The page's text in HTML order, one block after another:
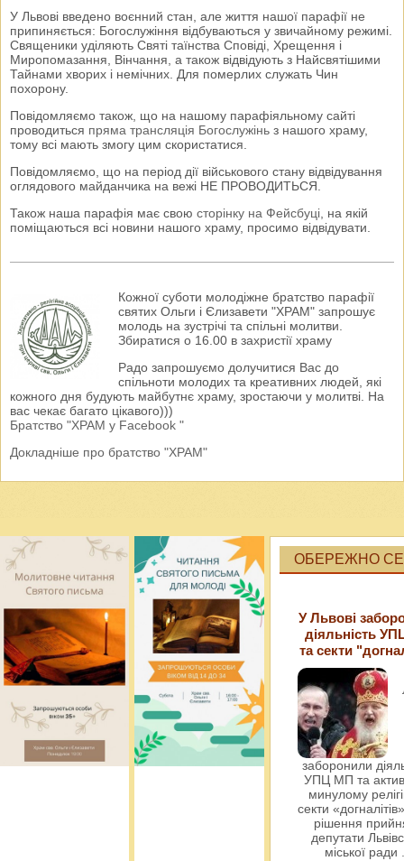
У Львові введено воєнний стан, але життя нашої парафії не
припиняється: Богослужіння відбуваються у звичайному режимі.
Священики уділяють Святі таїнства Сповіді, Хрещення і
Миропомазання, Вінчання, а також відвідують з Найсвятішими
Тайнами хворих і немічних. Для померлих служать Чин
похорону.
Повідомляємо також, що на нашому парафіяльному сайті
проводиться пряма трансляція Богослужінь з нашого храму,
тому всі мають змогу цим скористатися.
Повідомляємо, що на період дії військового стану відвідування
оглядового майданчика на вежі НЕ ПРОВОДИТЬСЯ.
Також наша парафія має свою сторінку на Фейсбуці, на якій
поміщаються всі новини нашого храму, просимо відвідувати.
Кожної суботи молодіжне братство парафії
святих Ольги і Єлизавети "ХРАМ" запрошує
молодь на зустрічі та спільні молитви.
Збиратися о 16.00 в захристії храму
Радо запрошуємо долучитися Вас до
спільноти молодих та креативних людей, які
кожного дня будують майбутнє храму, зростаючи у молитві. На
вас чекає багато цікавого)))
Братство "ХРАМ у Facebook "
Докладніше про братство "ХРАМ"
ОБЕРЕЖНО
У Львові
діяльність
та секти
заборонили
УПЦ МП та
минулому
секти
рішення
депутати
міської ради